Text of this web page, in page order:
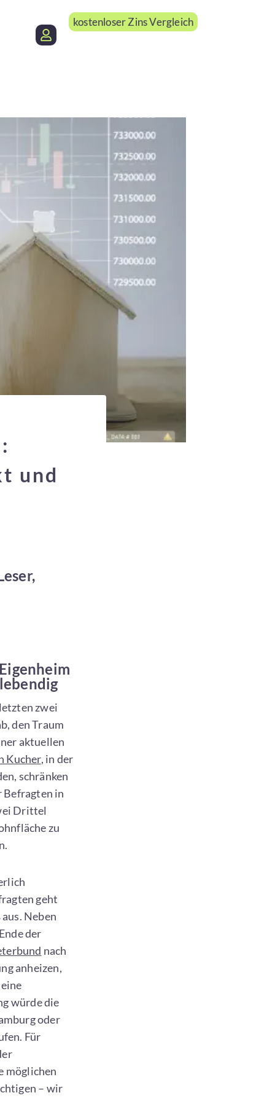
kostenloser Zins Vergleich
und
zwei
den Traum
aktuellen
Kucher, in der
schränken
Befragten in
Drittel
zu
geht
Neben
der
nach
anheizen,
würde die
oder
Für
möglichen
– wir